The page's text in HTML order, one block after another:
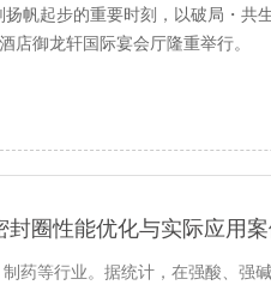
扬帆起步的重要时刻，以破局・
御龙轩国际宴会厅隆重举行。
封圈性能优化与实际应用
药等行业。据统计，在强酸、强